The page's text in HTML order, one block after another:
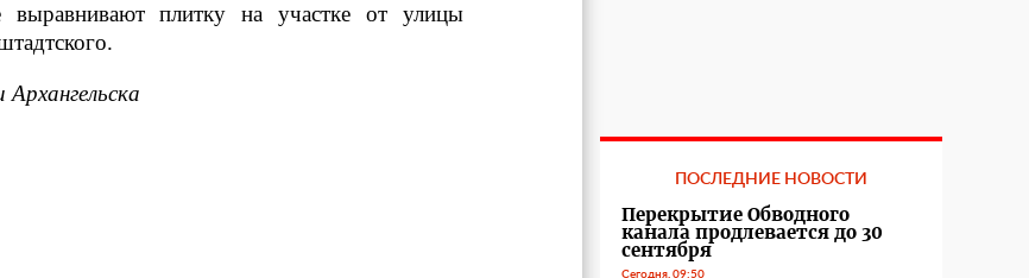
выравнивают плитку на участке от улицы
ПОСЛЕДНИЕ НОВОСТИ
Перекрытие Обводного
канала продлевается до 30
сентября
Сегодня, 09:50